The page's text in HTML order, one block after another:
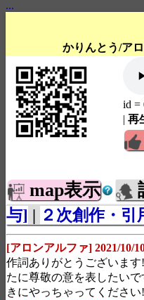
...
かりんとう/ア
id =
| 再
map表示
与] | ２次創作・引
[アロンアルファ] 2021/10/
作詞ありがとうございま
たに尊敬の意を表したい
きにやっちゃってください